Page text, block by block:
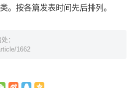
。按各篇发表时间先后排列。
：
1662